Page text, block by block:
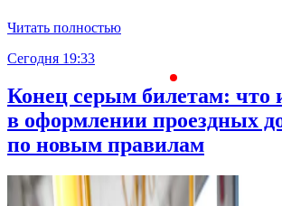
Читать полностью
Сегодня 19:33
Конец серым билетам: что
в оформлении проездных
по новым правилам